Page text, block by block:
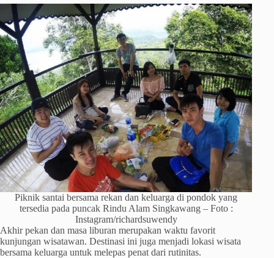
Piknik santai bersama rekan dan keluarga di pondok yang
tersedia pada puncak Rindu Alam Singkawang – Foto :
Instagram/richardsuwendy
Akhir pekan dan masa liburan merupakan waktu favorit
kunjungan wisatawan. Destinasi ini juga menjadi lokasi wisata
bersama keluarga untuk melepas penat dari rutinitas.